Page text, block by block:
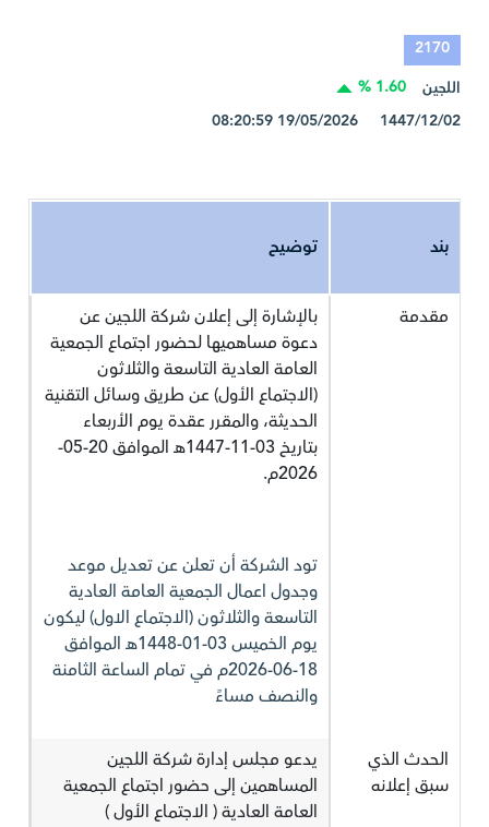
2170
اللجين
1.60 %
1447/12/02 19/05/2026 08:20:59
بند توضيح
مقدمة
بالإشارة إلى إعلان شركة اللجين عن
دعوة مساهميها لحضور اجتماع الجمعية
العامة العادية التاسعة والثلاثون
(الاجتماع الأول) عن طريق وسائل التقنية
الحديثة، والمقرر عقدة يوم الأربعاء
بتاريخ 03-11-1447هـ الموافق 20-05-
2026م.
تود الشركة أن تعلن عن تعديل موعد
وجدول اعمال الجمعية العامة العادية
التاسعة والثلاثون (الاجتماع الاول) ليكون
يوم الخميس 03-01-1448هـ الموافق
18-06-2026م في تمام الساعة الثامنة
والنصف مساءً
الحدث الذي
سبق إعلانه
يدعو مجلس إدارة شركة اللجين
المساهمين إلى حضور اجتماع الجمعية
العامة العادية ( الاجتماع الأول )